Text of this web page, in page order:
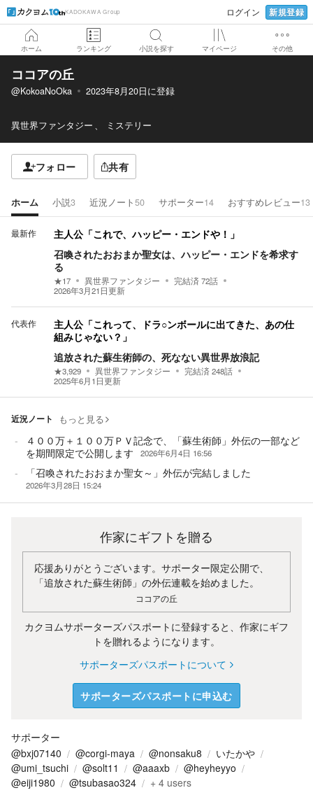
KADOKAWA Group ログイン 新規登録
ホーム ランキング 小説を探す マイページ その他
ココアの丘
@KokoaNoOka 2023年8月20日に登録
異世界ファンタジー ミステリー
フォロー 共有
ホーム 小説3 近況ノート 50 サポーター14 おすすめレビュー13
最新作 主人公「これで、ハッピー・エンドや！」
召喚されたおおまか聖女は、ハッピー・エンドを希求す
る
★17 異世界ファンタジー 完結済72話
2026年3月21日更新
代表作
主人公「これって、ドラ○ンボールに出てきた、あの仕
組みじゃない？」
追放された蘇生術師の、死なない異世界放浪記
★3,929 異世界ファンタジー 完結済248話
2025年6月1日更新
近況ノート もっと見る
４００万＋１００万ＰＶ記念で、「蘇生術師」外伝の一部など
を期間限定で公開します
2026年6月4日 16:56
「召喚されたおおまか聖女～」外伝が完結しました
2026年3月28日 15:24
作家にギフトを贈る
応援ありがとうございます。サポーター限定公開で、
「追放された蘇生術師」の外伝連載を始めました。
ココアの丘
カクヨムサポーターズパスポートに登録すると、作家にギフ
トを贈れるようになります。
サポーターズパスポートについて
サポーターズパスポートに申込む
サポーター
@bxj07140
@corgi-maya @nonsaku8
いたかや
@umi_tsuchi
@solt11 @aaaxb
@heyheyyo
@eiji1980
@tsubasao324 + 4 users